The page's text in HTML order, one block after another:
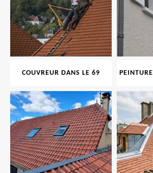
COUVREUR DANS LE 69